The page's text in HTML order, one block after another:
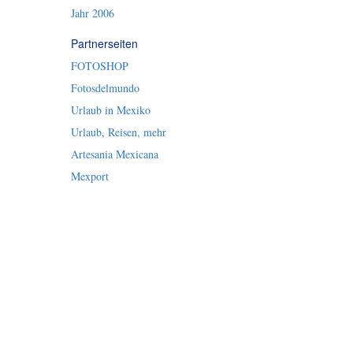
Jahr 2006
Partnerseiten
FOTOSHOP
Fotosdelmundo
Urlaub in Mexiko
Urlaub, Reisen, mehr
Artesania Mexicana
Mexport